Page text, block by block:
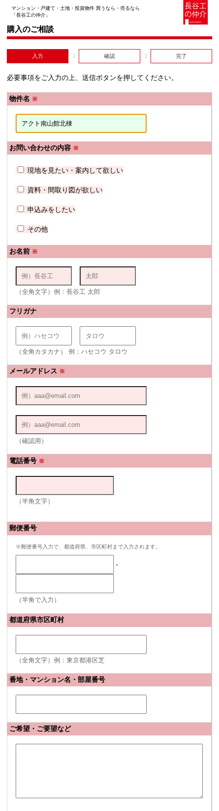
マンション・戸建て・土地・投資物件 買うなら・売るなら
「長谷工の仲介」
購入のご相談
入力 確認 完了
必要事項をご入力の上、送信ボタンを押してください。
物件名 ※
お問い合わせの内容 ※
現地を見たい・案内して欲しい
資料・間取り図が欲しい
申込みをしたい
その他
お名前 ※
（全角文字）例：長谷工 太郎
フリガナ
（全角カタカナ） 例：ハセコウ タロウ
メールアドレス ※
（確認用）
電話番号 ※
（半角文字）
郵便番号
※郵便番号入力で、都道府県、市区町村まで入力されます。
-
（半角で入力）
都道府県市区町村
（全角文字）例：東京都港区芝
番地・マンション名・部屋番号
ご希望・ご要望など